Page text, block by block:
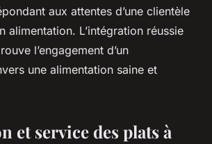
aux attentes d’une clientèle
alimentation. L’intégration réussie
l’engagement d’un
une alimentation saine et
et service des plats à